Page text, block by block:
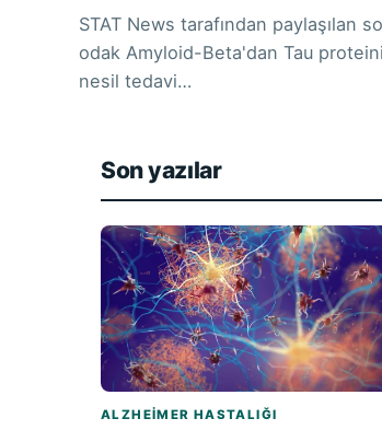
STAT News tarafından paylaşılan
odak Amyloid-Beta'dan Tau
nesil tedavi…
Son yazılar
ALZHEIMER HASTALIĞI